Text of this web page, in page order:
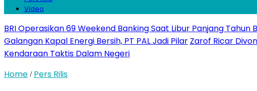
Video
BRI Operasikan 69 Weekend Banking Saat Libur Panjang Tahun
Galangan Kapal Energi Bersih, PT PAL Jadi Pilar Zarof Ricar
Kendaraan Taktis Dalam Negeri
Home / Pers Rilis